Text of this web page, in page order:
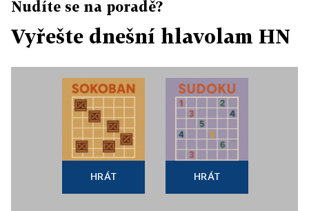
Nudíte se na poradě?
Vyřešte dnešní hlavolam HN
HRÁT HRÁT